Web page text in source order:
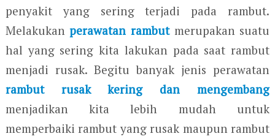
penyakit yang sering terjadi pada rambut.
Melakukanperawatan rambut merupakan suatu
hal yang sering kita lakukan pada saat rambut
menjadi rusak. Begitu banyak jenis perawatan
rambut rusak kering dan mengembang
menjadikan kita lebih mudah untuk
memperbaiki rambut yang rusak maupun rambut